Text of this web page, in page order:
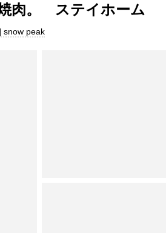
肉。 ステイホーム
snow peak